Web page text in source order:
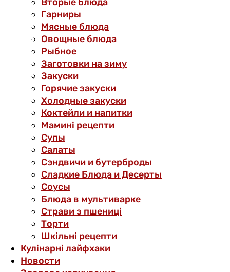
Гарниры
Мясные блюда
Овощные блюда
Рыбное
Заготовки на зиму
Закуски
Горячие закуски
Холодные закуски
Коктейли и напитки
Мамині рецепти
Супы
Салаты
Сэндвичи и бутерброды
Сладкие Блюда и Десерты
Соусы
Блюда в мультиварке
Страви з пшениці
Торти
Шкільні рецепти
Кулінарні лайфхаки
Новости